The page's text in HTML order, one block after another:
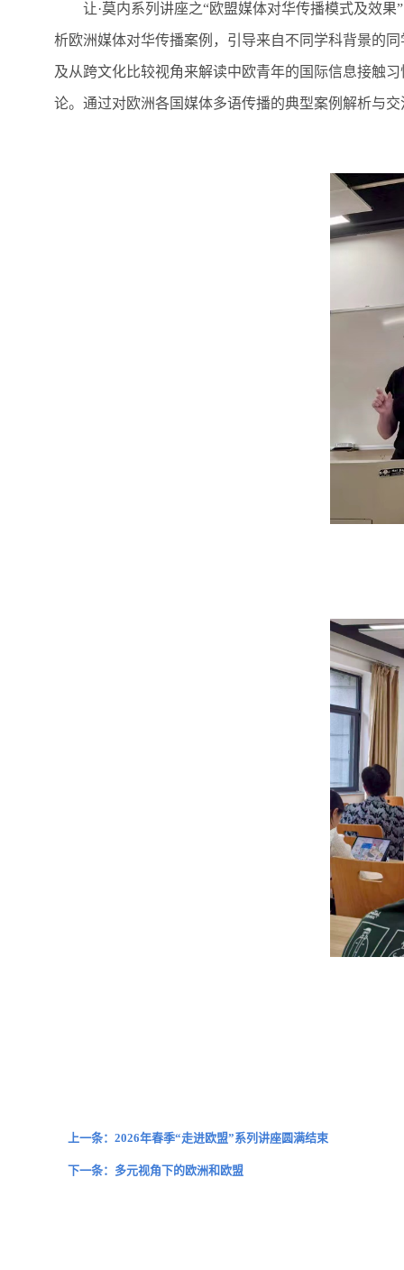
让·莫内系列讲座之“欧盟媒体对华传播模式及效
析欧洲媒体对华传播案例，引导来自不同学科背景的
及从跨文化比较视角来解读中欧青年的国际信息接触
论。通过对欧洲各国媒体多语传播的典型案例解析与
上一条：2026年春季“走进欧盟”系列讲座圆满结束
下一条：多元视角下的欧洲和欧盟